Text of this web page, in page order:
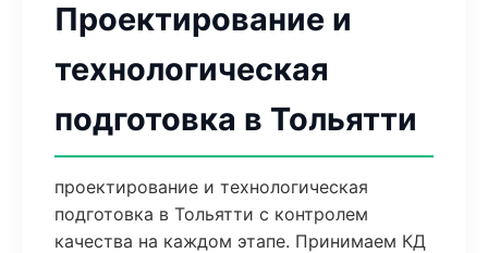
Проектирование и
технологическая
подготовка в Тольятти
проектирование и технологическая
подготовка в Тольятти с контролем
качества на каждом этапе. Принимаем КД